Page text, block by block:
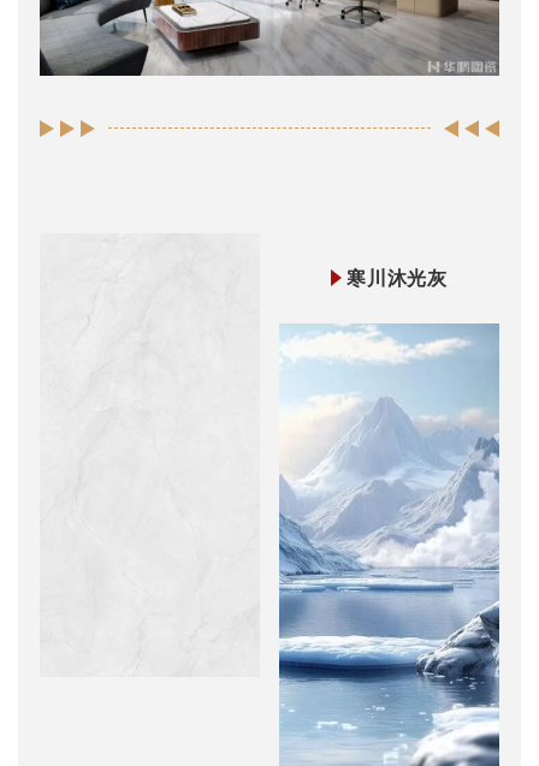
寒川沐光灰